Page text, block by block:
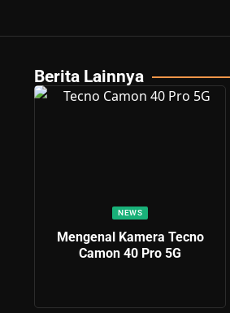
Berita Lainnya
NEWS
Mengenal Kamera Tecno
Camon 40 Pro 5G